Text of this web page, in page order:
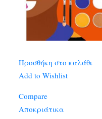
Προσθήκη στο καλάθι
Add to Wishlist
Compare
Αποκριάτικα